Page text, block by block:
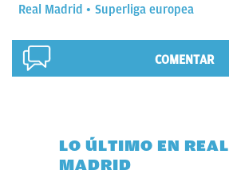
Real Madrid
Superliga europea
COMENTAR
LO ÚLTIMO EN REAL
MADRID